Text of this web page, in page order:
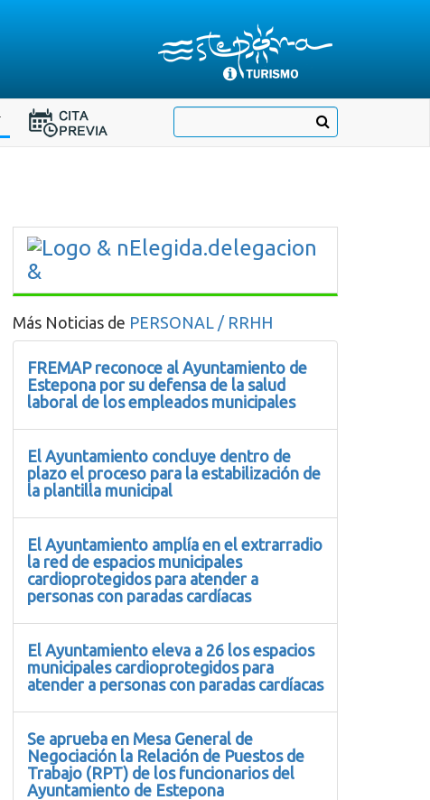
página
Buscar
Ir
a
Más Noticias de PERSONAL / RRHH
FREMAP reconoce al Ayuntamiento de
Estepona por su defensa de la salud
laboral de los empleados municipales
El Ayuntamiento concluye dentro de
plazo el proceso para la estabilización de
la plantilla municipal
El Ayuntamiento amplía en el extrarradio
la red de espacios municipales
cardioprotegidos para atender a
personas con paradas cardíacas
El Ayuntamiento eleva a 26 los espacios
municipales cardioprotegidos para
atender a personas con paradas cardíacas
Se aprueba en Mesa General de
Negociación la Relación de Puestos de
Trabajo (RPT) de los funcionarios del
Ayuntamiento de Estepona